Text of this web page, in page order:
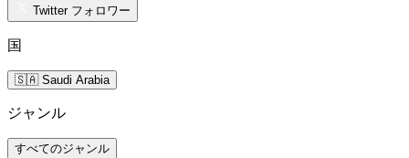
Twitter フォロワー
国
🇸🇦 Saudi Arabia
ジャンル
すべてのジャンル